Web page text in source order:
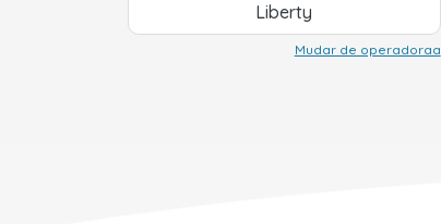
Liberty
Mudar de operadoraa